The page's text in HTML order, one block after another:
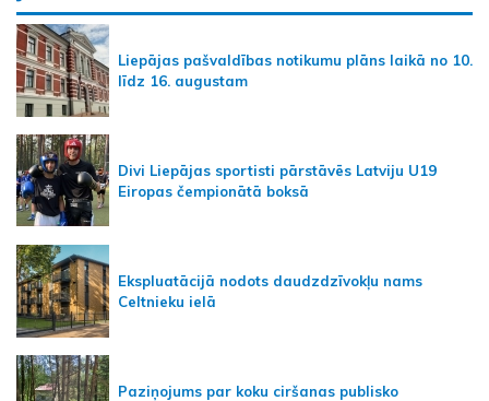
Liepājas pašvaldības notikumu plāns laikā no 10.
līdz 16. augustam
Divi Liepājas sportisti pārstāvēs Latviju U19
Eiropas čempionātā boksā
Ekspluatācijā nodots daudzdzīvokļu nams
Celtnieku ielā
Paziņojums par koku ciršanas publisko